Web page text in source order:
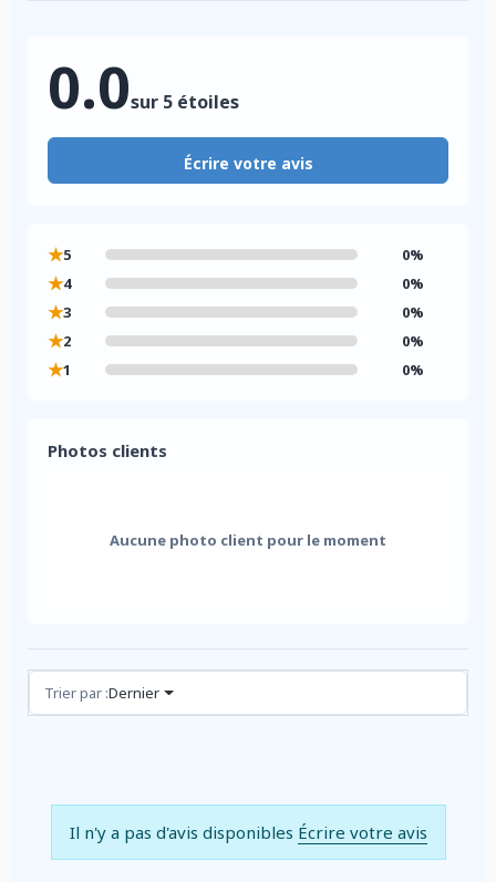
0.0sur 5 étoiles
Écrire votre avis
★5 0%
★4 0%
★3 0%
★2 0%
★1 0%
Photos clients
Aucune photo client pour le moment
Avis (0)
Trier par :Dernier
Il n'y a pas d'avis disponibles Écrire votre avis